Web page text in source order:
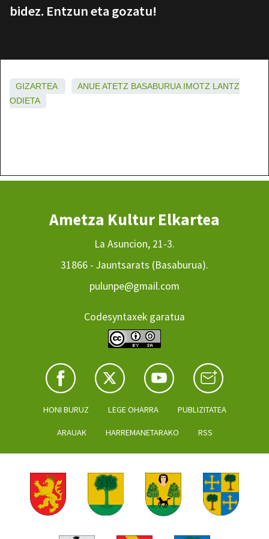
bidez. Entzun eta gozatu!
GIZARTEA ANUEATETZ BASABURUA IMOTZ LANTZ
ODIETA
Ametza Kultur Elkartea
La Asuncion, 21-3.
31866 - Jauntsarats (Basaburua).
pulunpe@gmail.com
Codesyntaxek garatua
HONI BURUZ LEGE OHARRA PUBLIZITATEA
ARAUAK HARREMANETARAKO RSS